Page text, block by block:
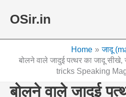
OSir.in
Home
जादू
बोलने वाले जादुई पत्थर का जादू
tricks Speaking
बोलने वाले जादुई